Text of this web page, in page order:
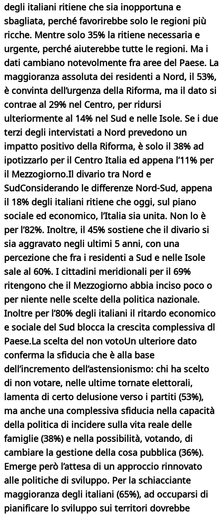
degli italiani ritiene che sia inopportuna e
sbagliata, perché favorirebbe solo le regioni più
ricche. Mentre solo 35% la ritiene necessaria e
urgente, perché aiuterebbe tutte le regioni. Ma i
dati cambiano notevolmente fra aree del Paese. La
maggioranza assoluta dei residenti a Nord, il 53%,
è convinta dell’urgenza della Riforma, ma il dato si
contrae al 29% nel Centro, per ridursi
ulteriormente al 14% nel Sud e nelle Isole. Se i due
terzi degli intervistati a Nord prevedono un
impatto positivo della Riforma, è solo il 38% ad
ipotizzarlo per il Centro Italia ed appena l’11% per
il Mezzogiorno.Il divario tra Nord e
SudConsiderando le differenze Nord-Sud, appena
il 18% degli italiani ritiene che oggi, sul piano
sociale ed economico, l’Italia sia unita. Non lo è
per l’82%. Inoltre, il 45% sostiene che il divario si
sia aggravato negli ultimi 5 anni, con una
percezione che fra i residenti a Sud e nelle Isole
sale al 60%. I cittadini meridionali per il 69%
ritengono che il Mezzogiorno abbia inciso poco o
per niente nelle scelte della politica nazionale.
Inoltre per l’80% degli italiani il ritardo economico
e sociale del Sud blocca la crescita complessiva dl
Paese.La scelta del non votoUn ulteriore dato
conferma la sfiducia che è alla base
dell’incremento dell’astensionismo: chi ha scelto
di non votare, nelle ultime tornate elettorali,
lamenta di certo delusione verso i partiti (53%),
ma anche una complessiva sfiducia nella capacità
della politica di incidere sulla vita reale delle
famiglie (38%) e nella possibilità, votando, di
cambiare la gestione della cosa pubblica (36%).
Emerge però l’attesa di un approccio rinnovato
alle politiche di sviluppo. Per la schiacciante
maggioranza degli italiani (65%), ad occuparsi di
pianificare lo sviluppo sui territori dovrebbe